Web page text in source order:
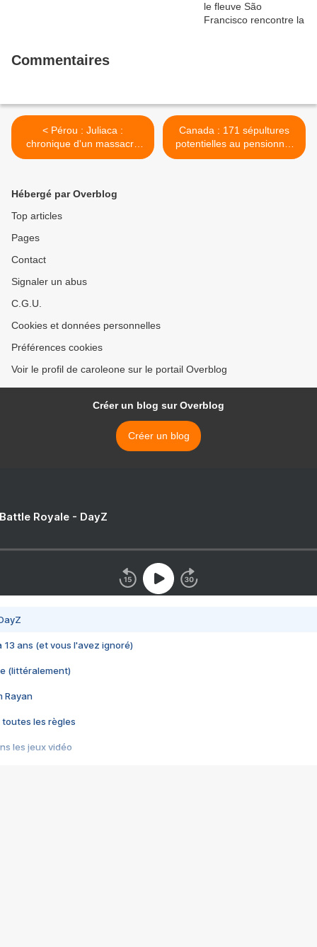
Commentaires
< Pérou : Juliaca :
chronique d'un massacre
andin
Canada : 171 sépultures
potentielles au pensionnat
pour Autochtones
Hébergé par Overblog
Top articles
Pages
Contact
Signaler un abus
C.G.U.
Cookies et données personnelles
Préférences cookies
Voir le profil de caroleone sur le portail Overblog
Créer un blog sur Overblog
Créer un blog
Royale - DayZ
13 ans (et vous l'avez ignoré)
(littéralement)
Rayan
toutes les règles
les jeux vidéo